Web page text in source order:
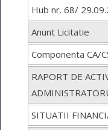
Hub nr. 68/
Anunt Licitatie
Componenta CA/
RAPORT DE
SITUATII